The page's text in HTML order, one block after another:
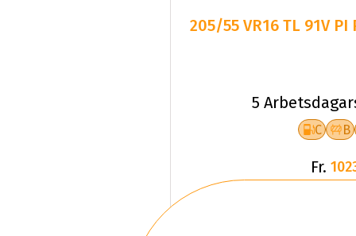
205/55 VR16 TL 91V PI
5
C B
Fr.